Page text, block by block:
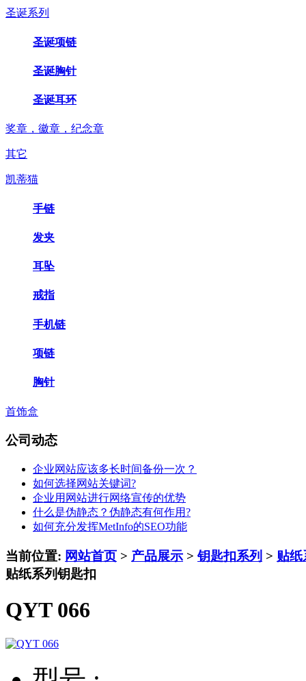
圣诞系列
圣诞项链
圣诞胸针
圣诞耳环
奖章，徽章，纪念章
其它
凯蒂猫
手链
发夹
耳坠
戒指
手机链
项链
胸针
首饰盒
公司动态
企业网站应该多长时间备份一次？
如何选择网站关键词?
企业用网站进行网络宣传的优势
什么是伪静态？伪静态有何作用?
如何充分发挥MetInfo的SEO功能
当前位置: 网站首页 > 产品展示 >钥匙扣系列 > 贴纸
贴纸系列钥匙扣
QYT 066